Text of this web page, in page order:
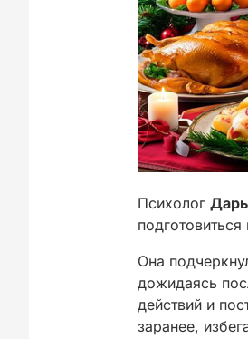
Психолог
Она
дожидаясь
действий и
заранее,